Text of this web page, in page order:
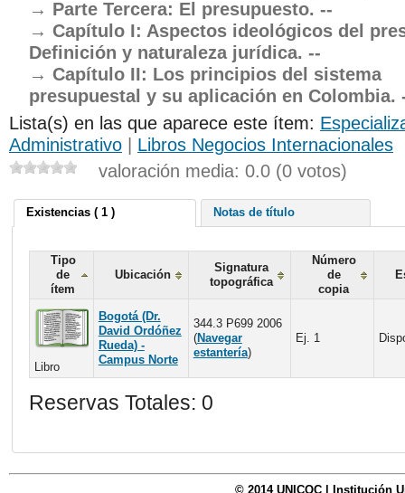
Parte Tercera: El presupuesto. --
Capítulo I: Aspectos ideológicos del
Definición y naturaleza jurídica. --
Capítulo II: Los principios del sistema
presupuestal y su aplicación en Colombia.
Lista(s) en las que aparece este ítem:
Administrativo
Libros Negocios Internacionales
valoración media: 0.0 (0 votos)
Existencias ( 1 ) Notas de título
Tipo
de
ítem
Ubicación
Signatura
topográfica
Número
de
copia
Libro
Bogotá (Dr.
David Ordóñez
Rueda) -
Campus Norte
344.3 P699 2006
(Navegar
estantería)
Ej. 1
Reservas Totales: 0
© 2014 UNICOC | Institución